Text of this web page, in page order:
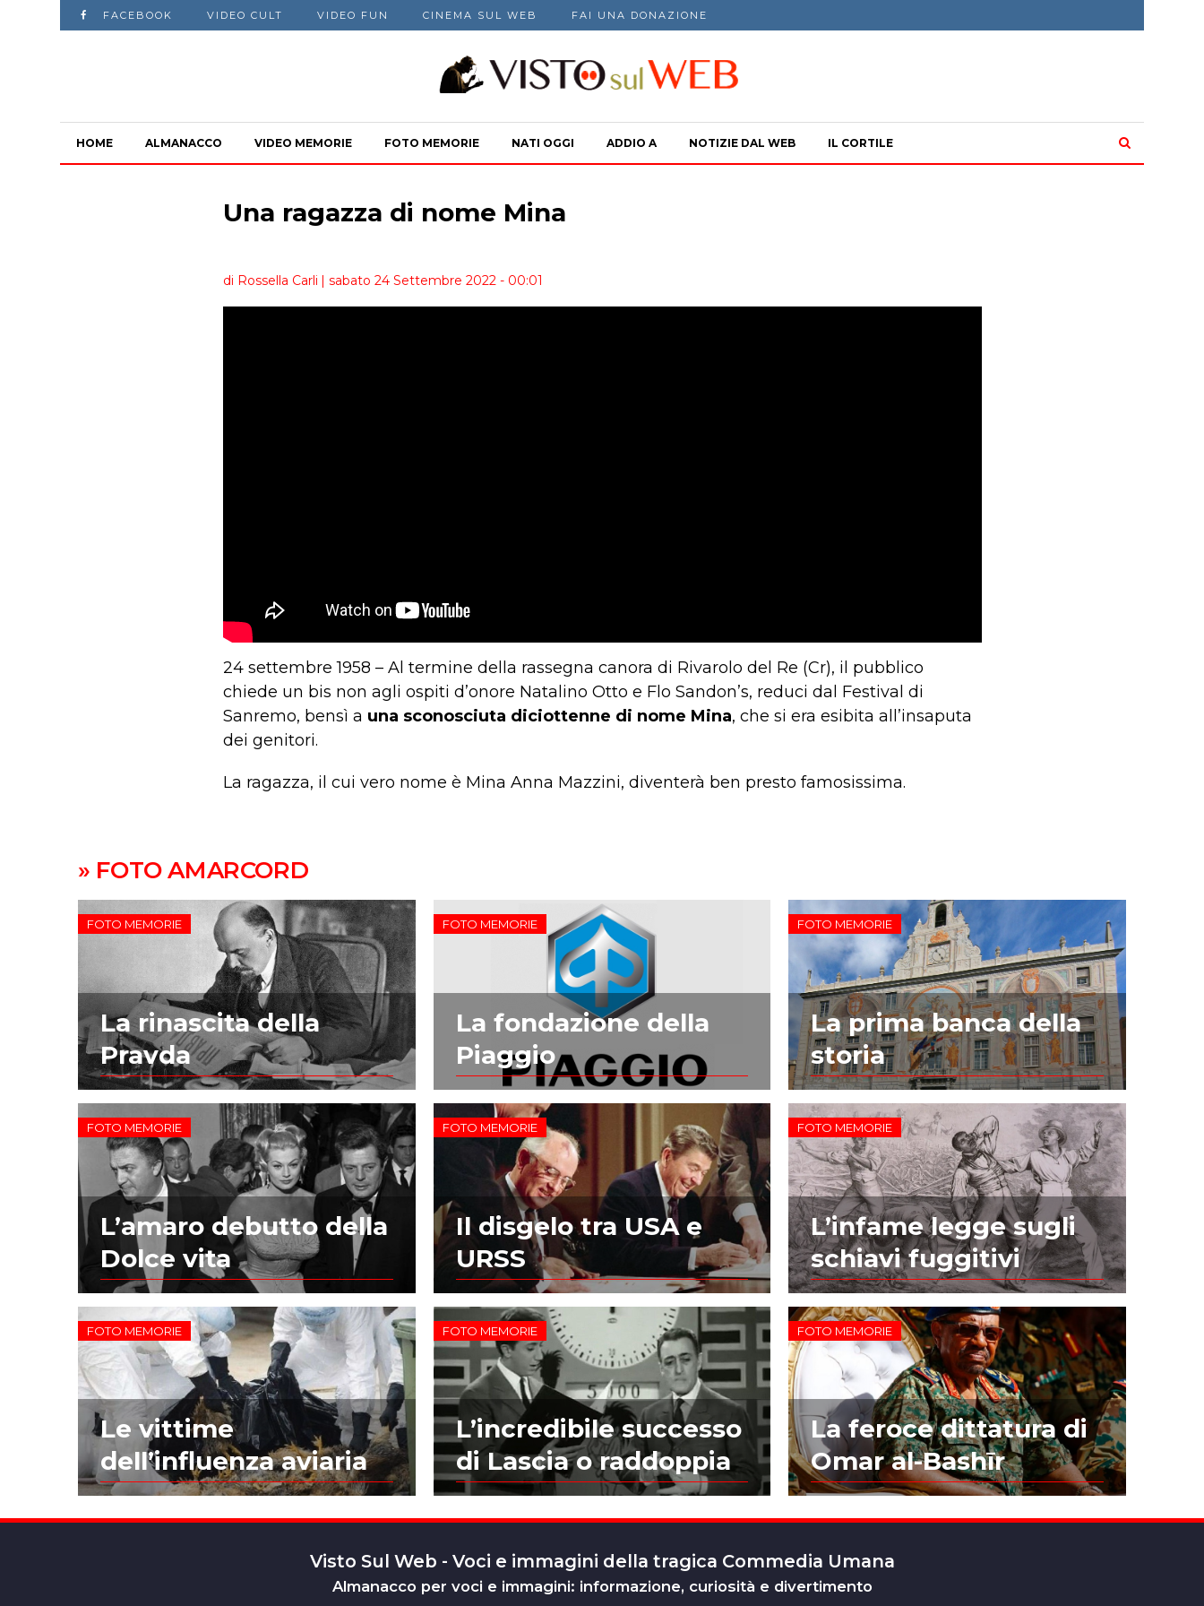
FACEBOOK VIDEO CULT VIDEO FUN CINEMA SUL WEB FAI UNA DONAZIONE
HOME ALMANACCO VIDEO MEMORIE FOTO MEMORIE NATI OGGI ADDIO A NOTIZIE DAL WEB IL CORTILE
Una ragazza di nome Mina
di Rossella Carli | sabato 24 Settembre 2022 - 00:01
24 settembre 1958 – Al termine della rassegna canora di Rivarolo del Re (Cr), il pubblico
chiede un bis non agli ospiti d’onore Natalino Otto e Flo Sandon’s, reduci dal Festival di
Sanremo, bensì a una sconosciuta diciottenne di nome Mina, che si era esibita all’insaputa
dei genitori.
La ragazza, il cui vero nome è Mina Anna Mazzini, diventerà ben presto famosissima.
» FOTO AMARCORD
FOTO MEMORIE
La rinascita della
Pravda
FOTO MEMORIE
La fondazione della
Piaggio
FOTO MEMORIE
La prima banca della
storia
FOTO MEMORIE
L’amaro debutto della
Dolce vita
FOTO MEMORIE
Il disgelo tra USA e
URSS
FOTO MEMORIE
L’infame legge sugli
schiavi fuggitivi
FOTO MEMORIE
Le vittime
dell’influenza aviaria
FOTO MEMORIE
L’incredibile successo
di Lascia o raddoppia
FOTO MEMORIE
La feroce dittatura di
Omar al-Bashīr
Visto Sul Web - Voci e immagini della tragica Commedia Umana
Almanacco per voci e immagini: informazione, curiosità e divertimento